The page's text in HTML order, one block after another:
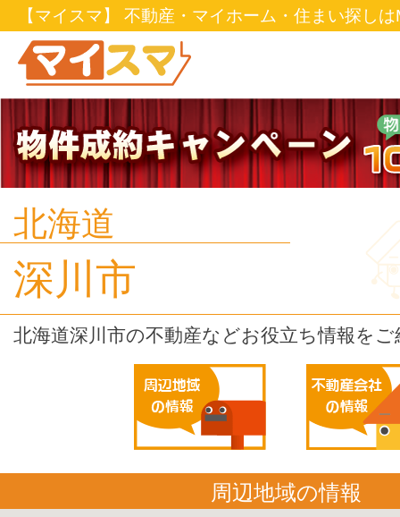
【マイスマ】 不動産・マイホーム・住まい探し
北海道
深川市
北海道深川市の不動産などお役立ち情報をご
周辺地域の情報